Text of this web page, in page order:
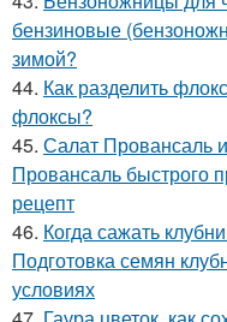
бензиновые
зимой?
44. Как разделить
флоксы?
45. Салат Провансаль
Провансаль быстрого
рецепт
46. Когда сажать
Подготовка семян
условиях